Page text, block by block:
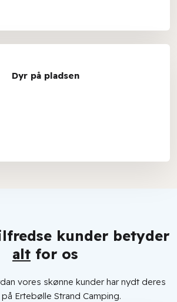
Dyr på pladsen
kunder betyder
alt for os
vores skønne kunder har nydt deres
Ertebølle Strand Camping.